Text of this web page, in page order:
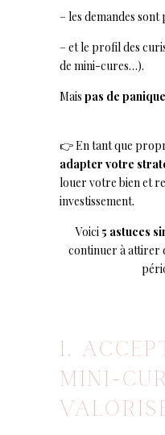
– les demandes
– et le profil des
de mini-cures…).
Mais pas de panique
👉 En tant que
adapter votre
louer votre bien et
investissement.
Voici 5 astuces
continuer à attirer
1.
MINI-